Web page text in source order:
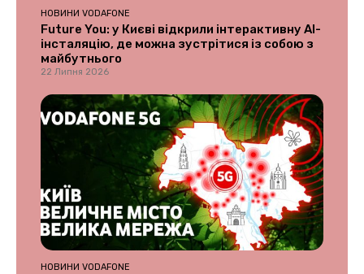
НОВИНИ VODAFONE
Future You: у Києві відкрили інтерактивну AI-
інсталяцію, де можна зустрітися із собою з
майбутнього
22 Липня 2026
НОВИНИ VODAFONE